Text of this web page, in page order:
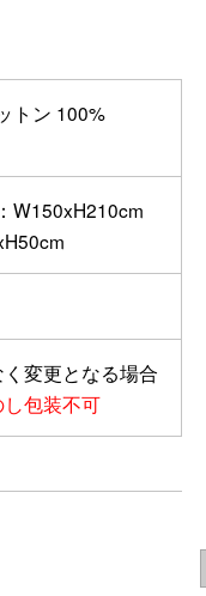
トン 100%
W150xH210cm
変更となる場合
し包装不可